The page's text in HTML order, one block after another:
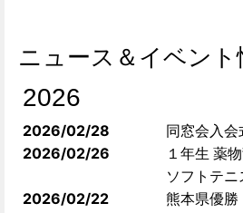
ニュース＆イベント
2026
2026/02/28 同窓会入会
2026/02/26 １年生 薬
2026/02/22
ソフトテ
熊本県優勝